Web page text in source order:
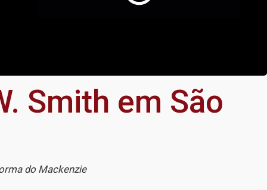
Smith em São
do Mackenzie